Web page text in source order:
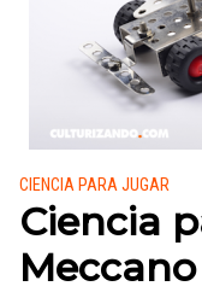
Publicado en:
CIENCIA PARA JUGAR
Ciencia
Meccano